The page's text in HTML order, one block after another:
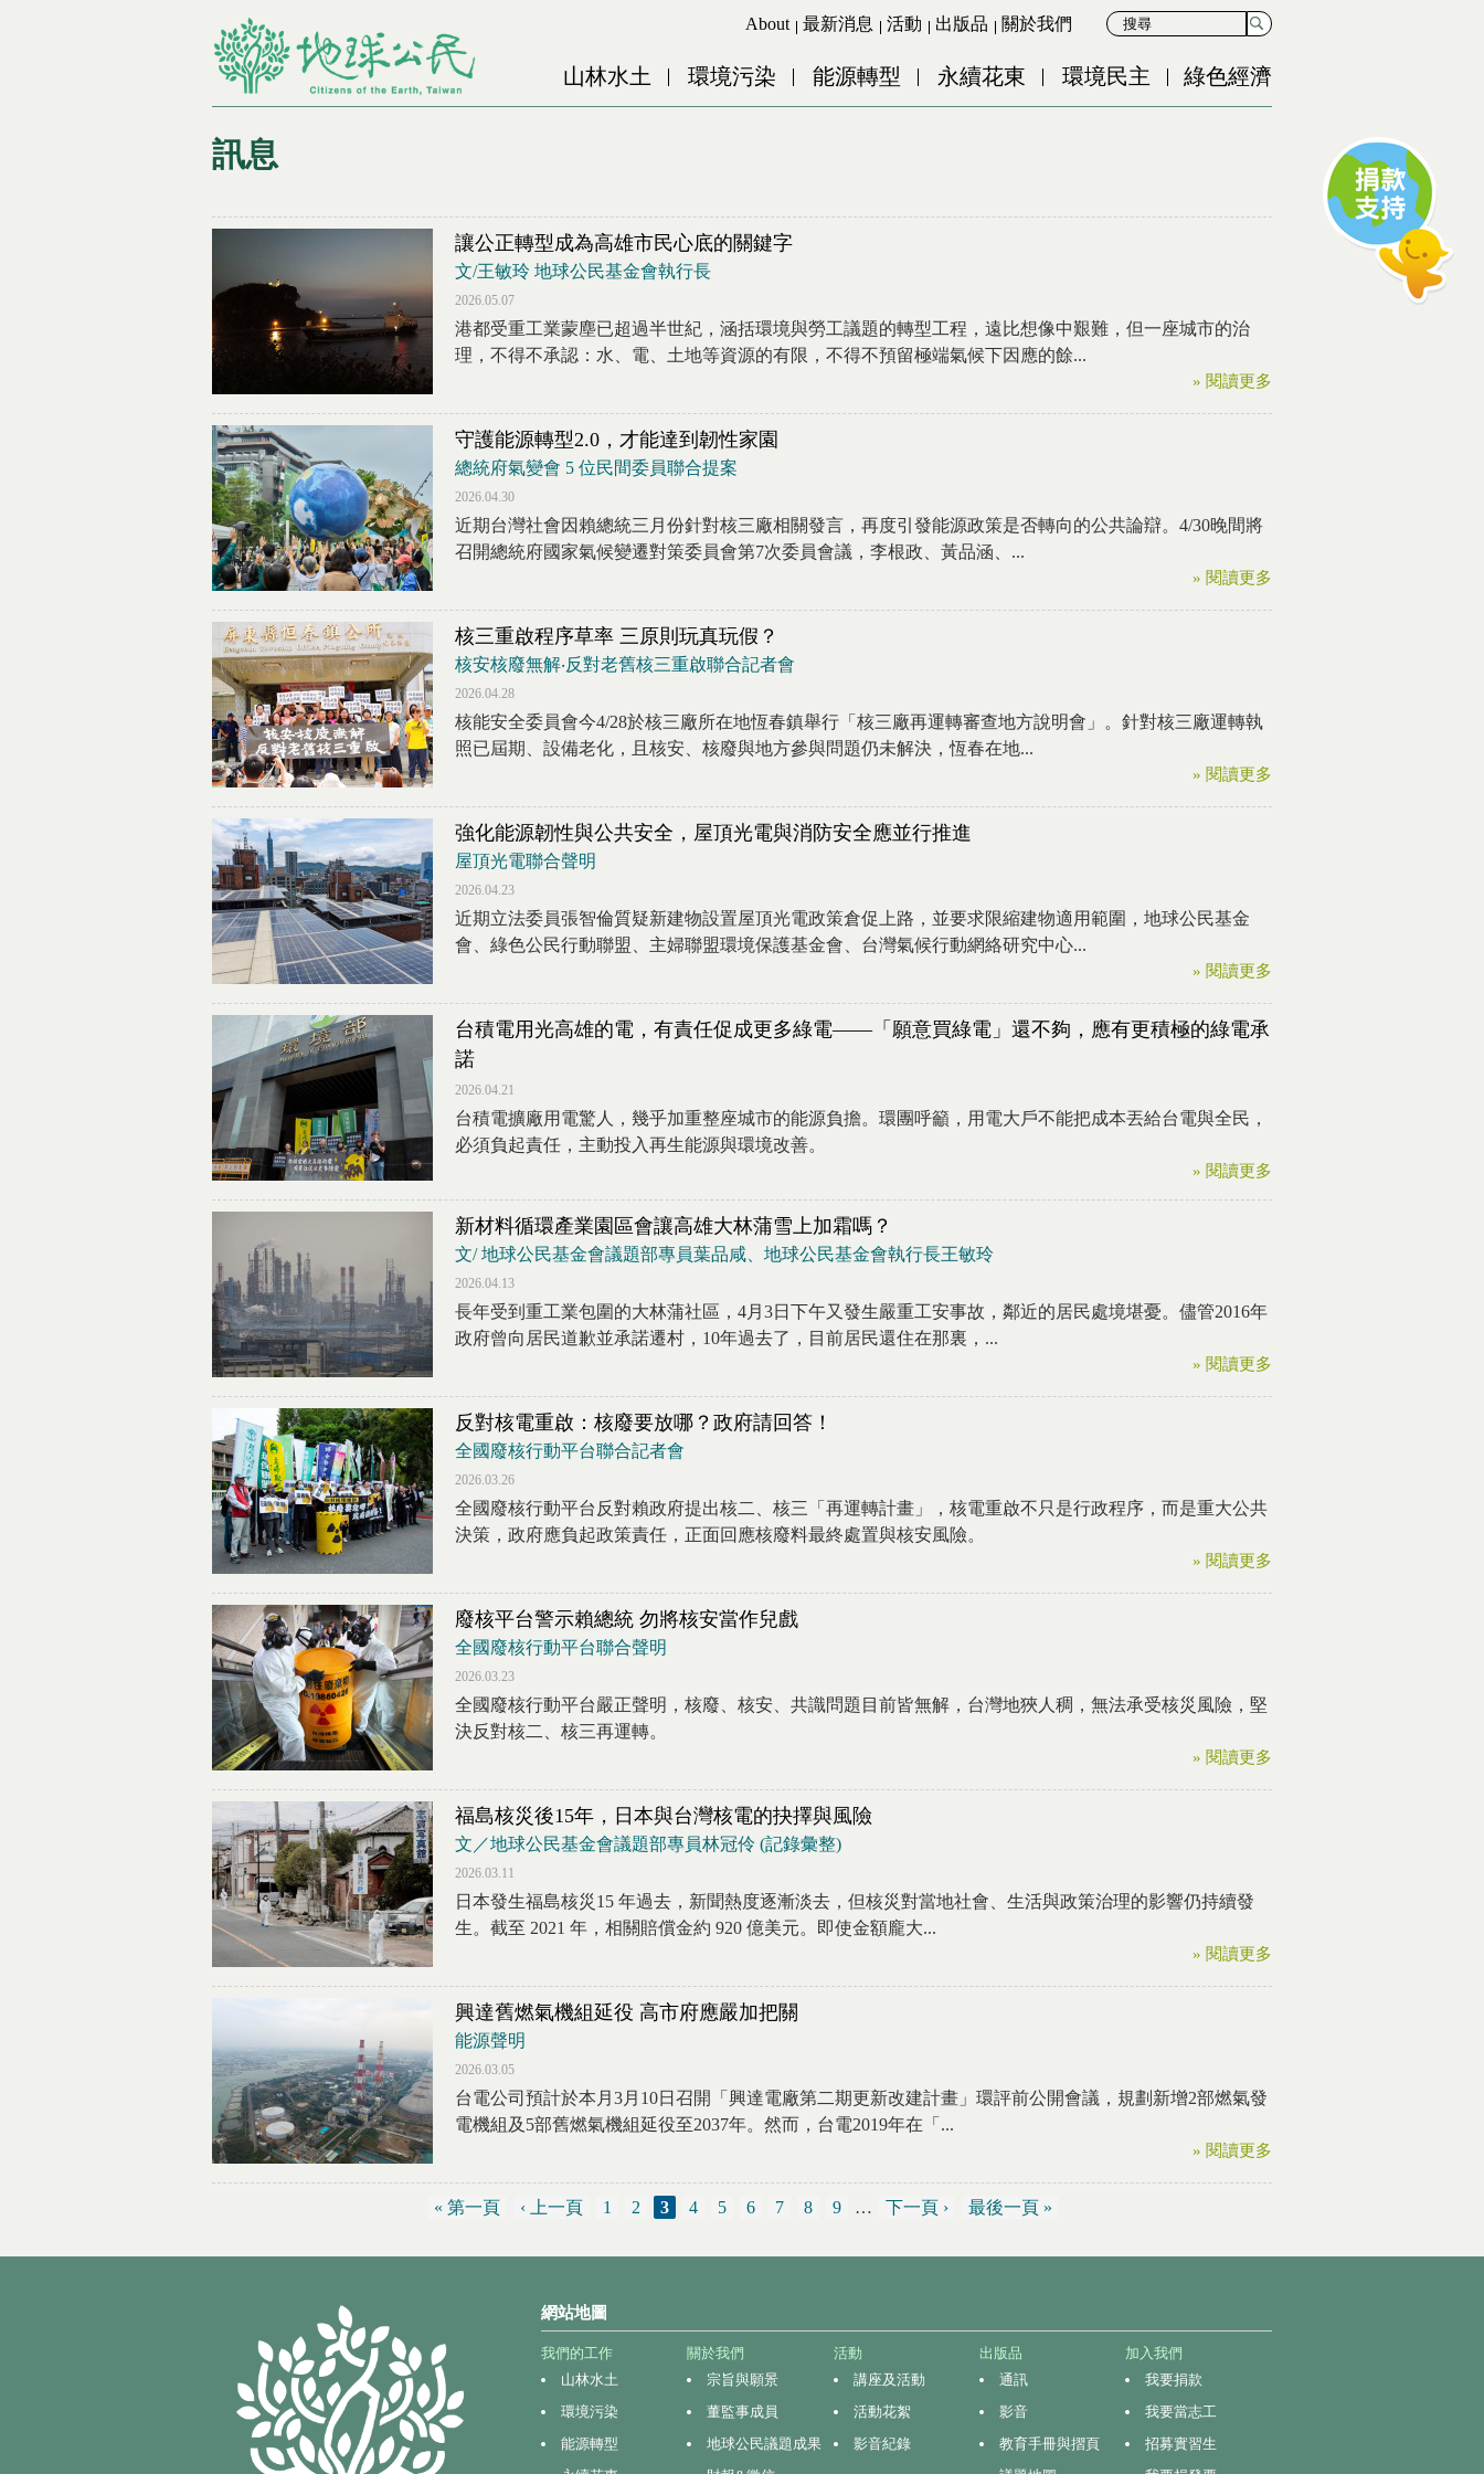
Jump to Navigation
Jump to Main content
About 最新消息 活動 出版品 關於我們
山林水土 環境污染 能源轉型 永續花東 環境民主 綠色經濟
訊息
您在這裡
讓公正轉型成為高雄市民心底的關鍵字
文/王敏玲 地球公民基金會執行長
2026.05.07
港都受重工業蒙塵已超過半世紀，涵括環境與勞工議題的轉型工程，遠比想像中艱難，但一座城市的治
理，不得不承認：水、電、土地等資源的有限，不得不預留極端氣候下因應的餘...
» 閱讀更多
守護能源轉型2.0，才能達到韌性家園
總統府氣變會 5 位民間委員聯合提案
2026.04.30
近期台灣社會因賴總統三月份針對核三廠相關發言，再度引發能源政策是否轉向的公共論辯。4/30晚間將
召開總統府國家氣候變遷對策委員會第7次委員會議，李根政、黃品涵、...
» 閱讀更多
核三重啟程序草率 三原則玩真玩假？
核安核廢無解‧反對老舊核三重啟聯合記者會
2026.04.28
核能安全委員會今4/28於核三廠所在地恆春鎮舉行「核三廠再運轉審查地方說明會」。針對核三廠運轉執
照已屆期、設備老化，且核安、核廢與地方參與問題仍未解決，恆春在地...
» 閱讀更多
強化能源韌性與公共安全，屋頂光電與消防安全應並行推進
屋頂光電聯合聲明
2026.04.23
近期立法委員張智倫質疑新建物設置屋頂光電政策倉促上路，並要求限縮建物適用範圍，地球公民基金
會、綠色公民行動聯盟、主婦聯盟環境保護基金會、台灣氣候行動網絡研究中心...
» 閱讀更多
台積電用光高雄的電，有責任促成更多綠電——「願意買綠電」還不夠，應有更積極的綠電承
諾
2026.04.21
台積電擴廠用電驚人，幾乎加重整座城市的能源負擔。環團呼籲，用電大戶不能把成本丟給台電與全民，
必須負起責任，主動投入再生能源與環境改善。
» 閱讀更多
新材料循環產業園區會讓高雄大林蒲雪上加霜嗎？
文/ 地球公民基金會議題部專員葉品咸、地球公民基金會執行長王敏玲
2026.04.13
長年受到重工業包圍的大林蒲社區，4月3日下午又發生嚴重工安事故，鄰近的居民處境堪憂。儘管2016年
政府曾向居民道歉並承諾遷村，10年過去了，目前居民還住在那裏，...
» 閱讀更多
反對核電重啟：核廢要放哪？政府請回答！
全國廢核行動平台聯合記者會
2026.03.26
全國廢核行動平台反對賴政府提出核二、核三「再運轉計畫」，核電重啟不只是行政程序，而是重大公共
決策，政府應負起政策責任，正面回應核廢料最終處置與核安風險。
» 閱讀更多
廢核平台警示賴總統 勿將核安當作兒戲
全國廢核行動平台聯合聲明
2026.03.23
全國廢核行動平台嚴正聲明，核廢、核安、共識問題目前皆無解，台灣地狹人稠，無法承受核災風險，堅
決反對核二、核三再運轉。
» 閱讀更多
福島核災後15年，日本與台灣核電的抉擇與風險
文／地球公民基金會議題部專員林冠伶 (記錄彙整)
2026.03.11
日本發生福島核災15 年過去，新聞熱度逐漸淡去，但核災對當地社會、生活與政策治理的影響仍持續發
生。截至 2021 年，相關賠償金約 920 億美元。即使金額龐大...
» 閱讀更多
興達舊燃氣機組延役 高市府應嚴加把關
能源聲明
2026.03.05
台電公司預計於本月3月10日召開「興達電廠第二期更新改建計畫」環評前公開會議，規劃新增2部燃氣發
電機組及5部舊燃氣機組延役至2037年。然而，台電2019年在「...
» 閱讀更多
« 第一頁 ‹ 上一頁 1 2 3 4 5 6 7 8 9 … 下一頁 › 最後一頁 »
網站地圖
我們的工作
山林水土
環境污染
能源轉型
關於我們
宗旨與願景
董監事成員
地球公民議題成果
活動
講座及活動
活動花絮
影音紀錄
出版品
通訊
影音
教育手冊與摺頁
加入我們
我要捐款
我要當志工
招募實習生